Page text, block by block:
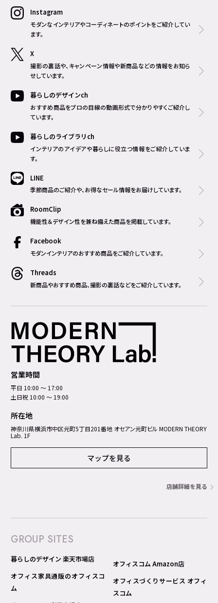
Instagram
モダンなインテリアやコーディネートのポイントをご紹介してい
ます。
X
撮影の裏話や、キャンペーン情報や新商品などの情報をお知ら
せしています。
暮らしのデザインch
おすすめ商品をプロの目線の動画形式で分かりやすくご紹介し
ています。
暮らしのライブラリch
インテリアのアイデアや暮らしに役立つ情報をご紹介していま
す。
LINE
季節商品のご紹介や、お得なセール情報をお届けしています。
RoomClip
機能性＆デザイン性を兼ね備えた商品を掲載しています。
Facebook
モダンインテリアのおすすめ商品をご紹介しています。
Threads
新商品やおすすめ商品、撮影の裏話などをご紹介しています。
営業時間
平日 10:00 ～ 17:00
土日祝 10:00 ～ 19:00
所在地
神奈川県横浜市中区元町5丁⽬201番地 オセアン元町ビル MODERN THEORY
Lab. 1F
マップを見る
店舗詳細を見る
GROUP SITES
暮らしのデザイン 楽天市場店
オフィス家具通販のオフィスコ
ム
オフィスコム Amazon店
オフィスづくりサービス オフィ
スコム